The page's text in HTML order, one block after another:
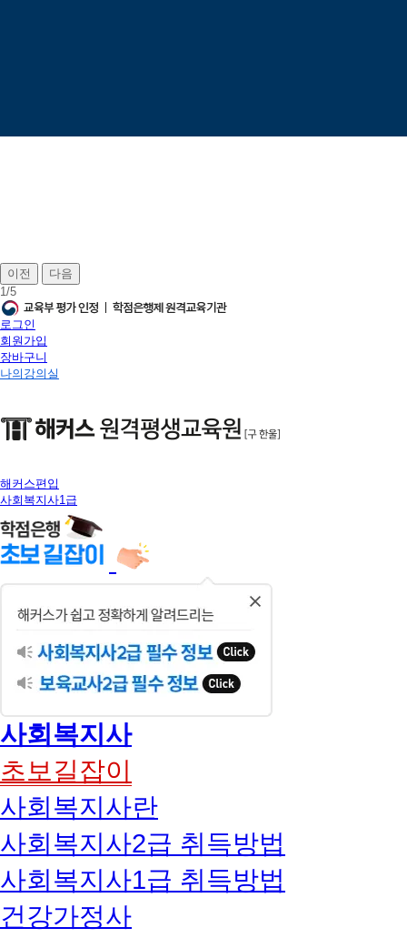
이전
다음
1/5
로그인
회원가입
장바구니
나의강의실
해커스편입
사회복지사1급
사회복지사
초보길잡이
사회복지사란
사회복지사2급 취득방법
사회복지사1급 취득방법
건강가정사